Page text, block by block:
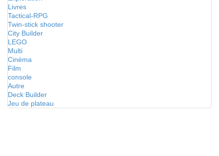
Livres
Tactical-RPG
Twin-stick shooter
City Builder
LEGO
Multi
Cinéma
Film
console
Autre
Deck Builder
Jeu de plateau